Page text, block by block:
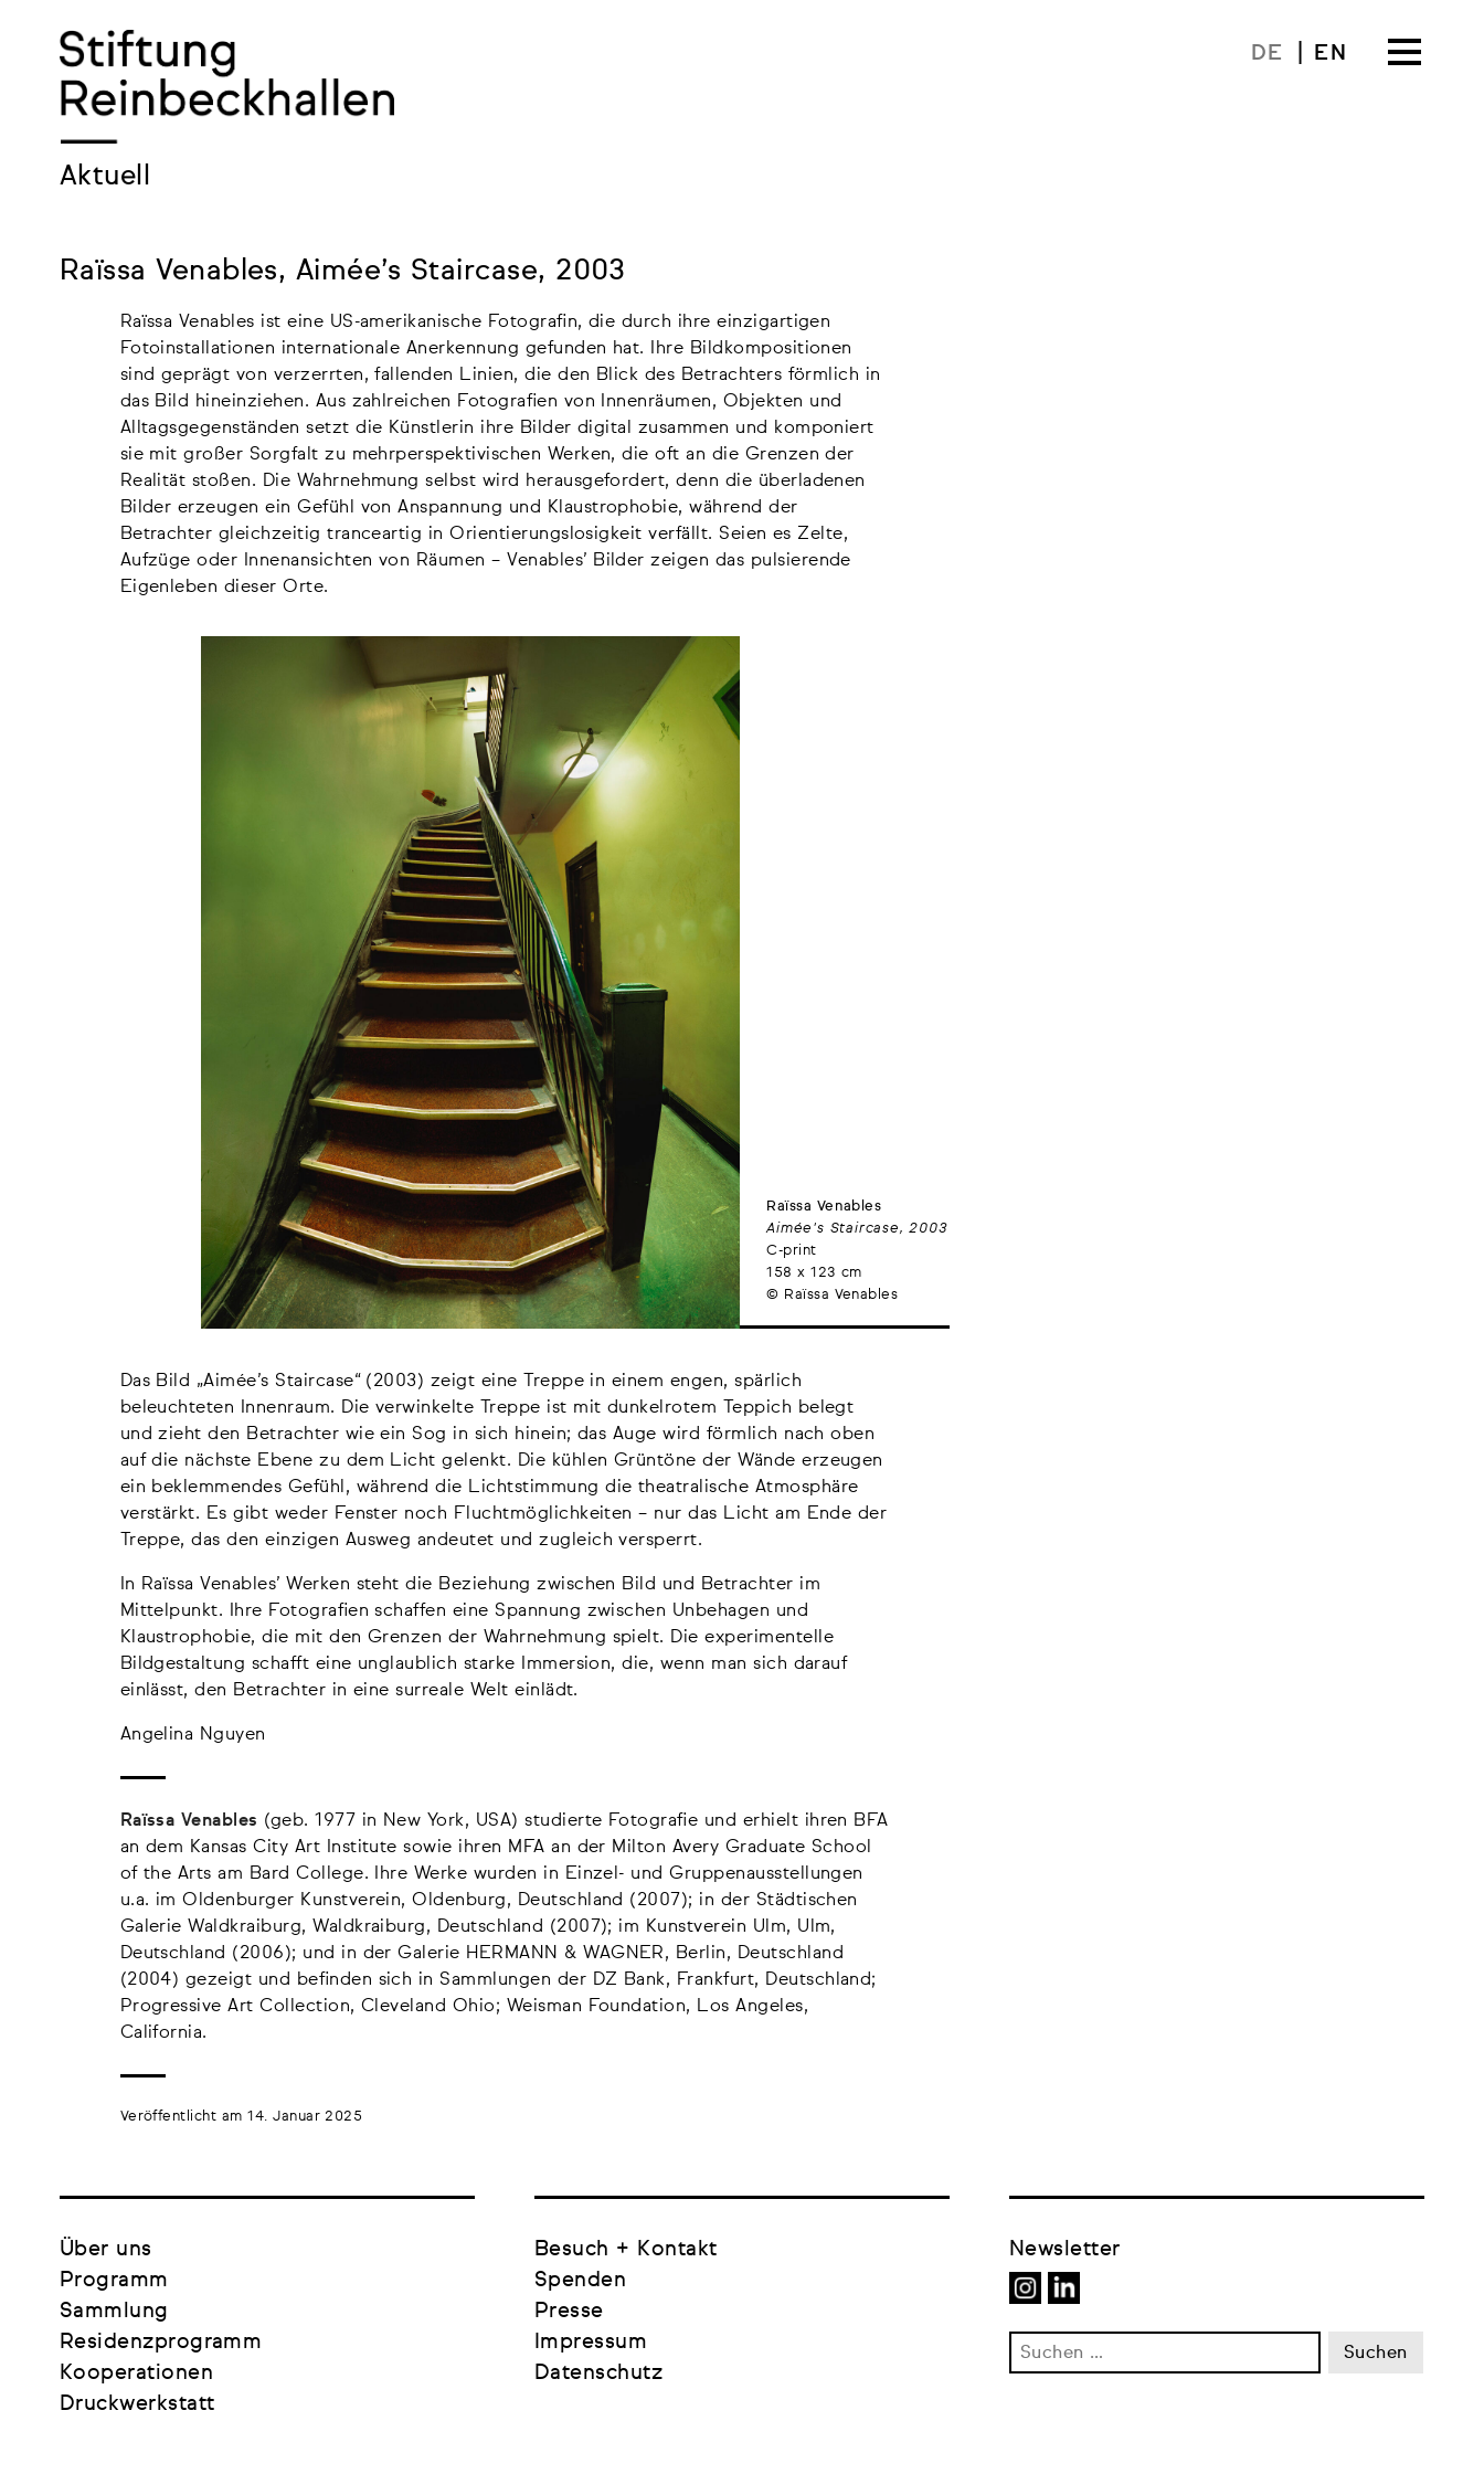
content
DE EN
Aktuell
Raïssa Venables, Aimée’s Staircase, 2003
Raïssa Venables ist eine US-amerikanische Fotografin, die durch ihre einzigartigen
Fotoinstallationen internationale Anerkennung gefunden hat. Ihre Bildkompositionen
sind geprägt von verzerrten, fallenden Linien, die den Blick des Betrachters förmlich in
das Bild hineinziehen. Aus zahlreichen Fotografien von Innenräumen, Objekten und
Alltagsgegenständen setzt die Künstlerin ihre Bilder digital zusammen und komponiert
sie mit großer Sorgfalt zu mehrperspektivischen Werken, die oft an die Grenzen der
Realität stoßen. Die Wahrnehmung selbst wird herausgefordert, denn die überladenen
Bilder erzeugen ein Gefühl von Anspannung und Klaustrophobie, während der
Betrachter gleichzeitig tranceartig in Orientierungslosigkeit verfällt. Seien es Zelte,
Aufzüge oder Innenansichten von Räumen – Venables’ Bilder zeigen das pulsierende
Eigenleben dieser Orte.
Raïssa Venables
Aimée's Staircase, 2003
C-print
158 x 123 cm
© Raïssa Venables
Das Bild „Aimée’s Staircase“ (2003) zeigt eine Treppe in einem engen, spärlich
beleuchteten Innenraum. Die verwinkelte Treppe ist mit dunkelrotem Teppich belegt
und zieht den Betrachter wie ein Sog in sich hinein; das Auge wird förmlich nach oben
auf die nächste Ebene zu dem Licht gelenkt. Die kühlen Grüntöne der Wände erzeugen
ein beklemmendes Gefühl, während die Lichtstimmung die theatralische Atmosphäre
verstärkt. Es gibt weder Fenster noch Fluchtmöglichkeiten – nur das Licht am Ende der
Treppe, das den einzigen Ausweg andeutet und zugleich versperrt.
In Raïssa Venables’ Werken steht die Beziehung zwischen Bild und Betrachter im
Mittelpunkt. Ihre Fotografien schaffen eine Spannung zwischen Unbehagen und
Klaustrophobie, die mit den Grenzen der Wahrnehmung spielt. Die experimentelle
Bildgestaltung schafft eine unglaublich starke Immersion, die, wenn man sich darauf
einlässt, den Betrachter in eine surreale Welt einlädt.
Angelina Nguyen
Raïssa Venables (geb. 1977 in New York, USA) studierte Fotografie und erhielt ihren BFA
an dem Kansas City Art Institute sowie ihren MFA an der Milton Avery Graduate School
of the Arts am Bard College. Ihre Werke wurden in Einzel- und Gruppenausstellungen
u.a. im Oldenburger Kunstverein, Oldenburg, Deutschland (2007); in der Städtischen
Galerie Waldkraiburg, Waldkraiburg, Deutschland (2007); im Kunstverein Ulm, Ulm,
Deutschland (2006); und in der Galerie HERMANN & WAGNER, Berlin, Deutschland
(2004) gezeigt und befinden sich in Sammlungen der DZ Bank, Frankfurt, Deutschland;
Progressive Art Collection, Cleveland Ohio; Weisman Foundation, Los Angeles,
California.
Veröffentlicht am 14. Januar 2025
Über uns
Programm
Sammlung
Residenzprogramm
Kooperationen
Druckwerkstatt
Besuch + Kontakt
Spenden
Presse
Impressum
Datenschutz
Newsletter
Suchen
nach: